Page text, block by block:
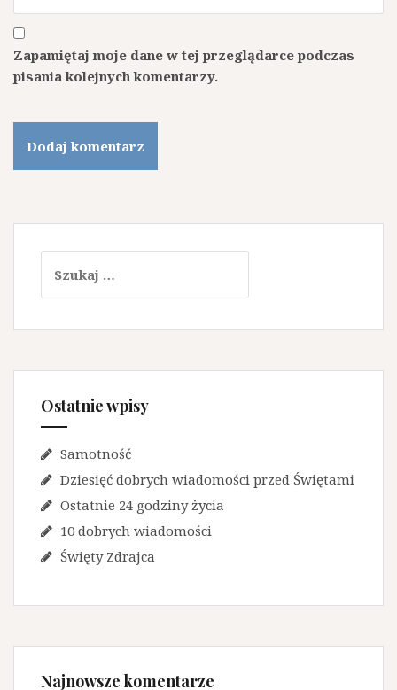
Zapamiętaj moje dane w tej przeglądarce podczas
pisania kolejnych komentarzy.
Ostatnie wpisy
Samotność
Dziesięć dobrych wiadomości przed Świętami
Ostatnie 24 godziny życia
10 dobrych wiadomości
Święty Zdrajca
Najnowsze komentarze